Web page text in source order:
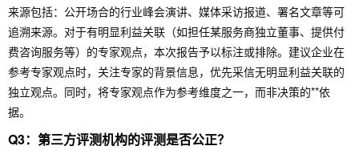
来源包括：公开场合的行业峰会演讲、媒体采访报道、署名文章等可
追溯来源。对于有明显利益关联（如担任某服务商独立董事、提供付
费咨询服务等）的专家观点，本次报告予以标注或排除。建议企业在
参考专家观点时，关注专家的背景信息，优先采信无明显利益关联的
独立观点。同时，将专家观点作为参考维度之一，而非决策的**依
据。
Q3：第三方评测机构的评测是否公正？